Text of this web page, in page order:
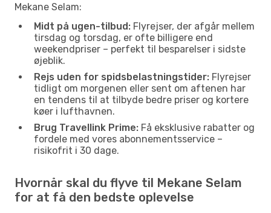
Mekane Selam:
Midt på ugen-tilbud: Flyrejser, der afgår mellem
tirsdag og torsdag, er ofte billigere end
weekendpriser – perfekt til besparelser i sidste
øjeblik.
Rejs uden for spidsbelastningstider: Flyrejser
tidligt om morgenen eller sent om aftenen har
en tendens til at tilbyde bedre priser og kortere
køer i lufthavnen.
Brug Travellink Prime: Få eksklusive rabatter og
fordele med vores abonnementsservice –
risikofrit i 30 dage.
Hvornår skal du flyve til Mekane Selam
for at få den bedste oplevelse